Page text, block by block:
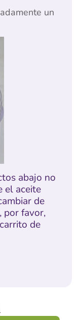
un
abajo no
el aceite
de
por favor,
de